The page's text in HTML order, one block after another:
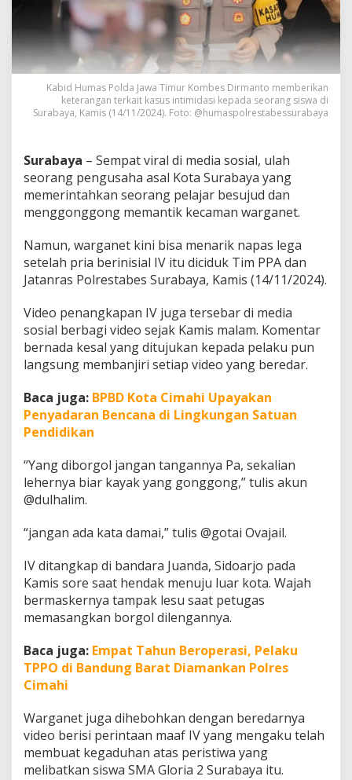
i
w
a
S
u
j
u
d
n
M
e
n
g
o
n
g
o
g
A
k
h
i
n
y
c
i
k
i
s
i
Kabid Humas Polda Jawa Timur Kombes Dirmanto memberikan
keterangan terkait kasus intimidasi kepada seorang siswa di
Surabaya, Kamis (14/11/2024). Foto: @humaspolrestabessurabaya
Surabaya – Sempat viral di media sosial, ulah
seorang pengusaha asal Kota Surabaya yang
memerintahkan seorang pelajar besujud dan
menggonggong memantik kecaman warganet.
Namun, warganet kini bisa menarik napas lega
setelah pria berinisial IV itu diciduk Tim PPA dan
Jatanras Polrestabes Surabaya, Kamis (14/11/2024).
Video penangkapan IV juga tersebar di media
sosial berbagi video sejak Kamis malam. Komentar
bernada kesal yang ditujukan kepada pelaku pun
langsung membanjiri setiap video yang beredar.
Baca juga: BPBD Kota Cimahi Upayakan
Penyadaran Bencana di Lingkungan Satuan
Pendidikan
“Yang diborgol jangan tangannya Pa, sekalian
lehernya biar kayak yang gonggong,” tulis akun
@dulhalim.
“jangan ada kata damai,” tulis @gotai Ovajail.
IV ditangkap di bandara Juanda, Sidoarjo pada
Kamis sore saat hendak menuju luar kota. Wajah
bermaskernya tampak lesu saat petugas
memasangkan borgol dilengannya.
Baca juga: Empat Tahun Beroperasi, Pelaku
TPPO di Bandung Barat Diamankan Polres
Cimahi
Warganet juga dihebohkan dengan beredarnya
video berisi perintaan maaf IV yang mengaku telah
membuat kegaduhan atas peristiwa yang
melibatkan siswa SMA Gloria 2 Surabaya itu.